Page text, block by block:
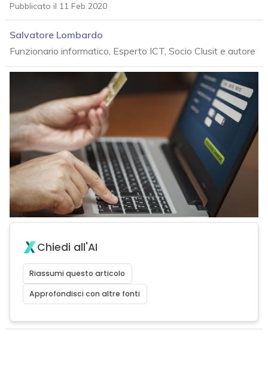
Pubblicato il 11 Feb 2020
Salvatore Lombardo
Funzionario informatico, Esperto ICT, Socio Clusit e autore
Chiedi all'AI
Riassumi questo articolo
Approfondisci con altre fonti